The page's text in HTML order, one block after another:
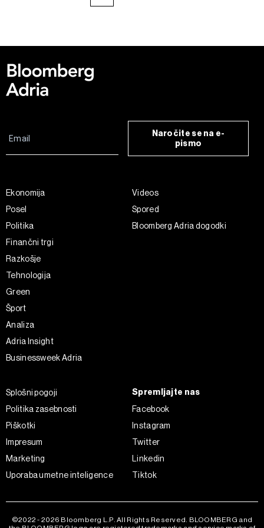
Naročite se na e-
pismo
Ekonomija
Posel
Politika
Finančni trgi
Razkošje
Tehnologija
Green
Šport
Analiza
Adria Insight
Businessweek Adria
Videos
Spored
Bloomberg Adria dogodki
Splošni pogoji
Politika zasebnosti
Piškotki
Impresum
Marketing
Uporaba umetne inteligence
Spremljajte nas
Facebook
Instagram
Twitter
Linkedin
Tiktok
©2022 - 2026 Bloomberg L.P. All Rights Reserved. BLOOMBERG and